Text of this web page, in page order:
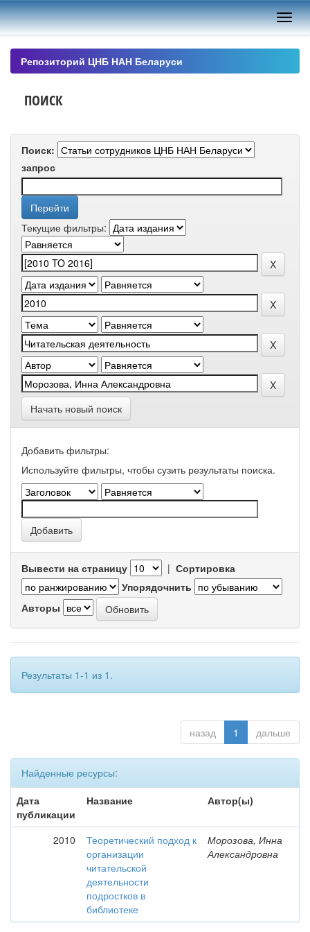
Skip
navigation
Репозиторий ЦНБ НАН Беларуси
ПОИСК
Поиск:
запрос
Текущие фильтры:
Начать новый поиск
Добавить фильтры:
Используйте фильтры, чтобы сузить результаты поиска.
Вывести на страницу | Сортировка
Упорядочнить
Авторы
Результаты 1-1 из 1.
назад 1 дальше
Найденные ресурсы:
Дата
публикации
Название Автор(ы)
2010
Теоретический подход к
организации
читательской
деятельности
подростков в
библиотеке
Морозова, Инна
Александровна